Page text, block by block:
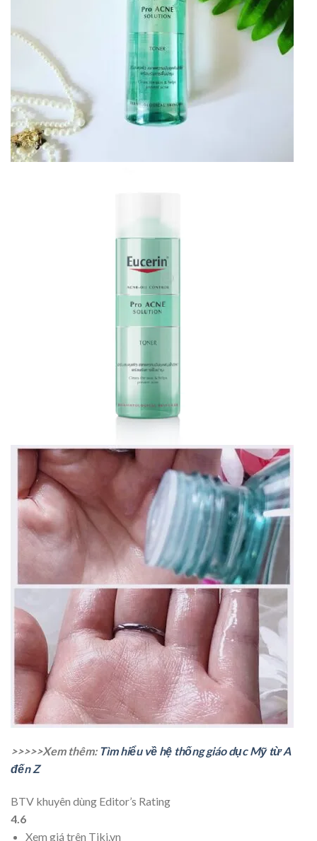
>>>>>Xem thêm: Tìm hiểu về hệ thống giáo dục Mỹ từ A
đến Z
BTV khuyên dùng Editor’s Rating
4.6
Xem giá trên Tiki.vn